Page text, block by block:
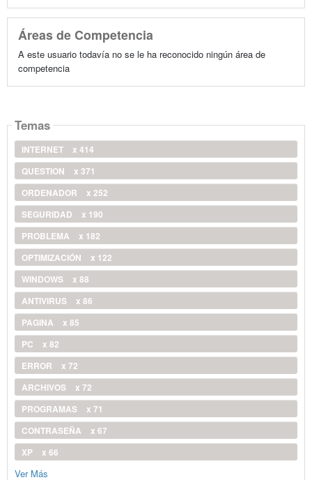
Áreas de Competencia
A este usuario todavía no se le ha reconocido ningún área de
competencia
Temas
INTERNET
x 414
QUESTION
x 371
ORDENADOR
x 252
SEGURIDAD
x 190
PROBLEMA
x 182
OPTIMIZACIÓN
x 122
WINDOWS
x 88
ANTIVIRUS
x 86
PAGINA
x 85
PC
x 82
ERROR
x 72
ARCHIVOS
x 72
PROGRAMAS
x 71
CONTRASEÑA
x 67
XP
x 66
Ver Más